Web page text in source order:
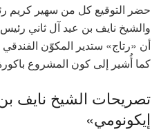
حضر التوقيع كل من سهير كريم
والشيخ نايف بن عيد آل ثاني
أن «رتاج» ستدير المكوّن
كما أُشير إلى كون المشروع باكورة
تصريحات الشيخ نايف
إيكونومي»